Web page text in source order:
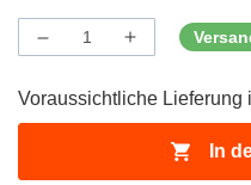
Preis
Menge
Menge
verringern
ProductDrop
Menge
erhöhen
ProductDrop
Voraussichtliche Lieferung
In